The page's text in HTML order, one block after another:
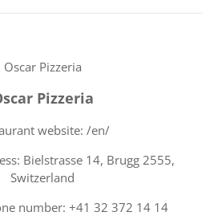
Oscar Pizzeria
Pizzeria
website: /en/
Bielstrasse 14, Brugg 2555,
Switzerland
number: +41 32 372 14 14